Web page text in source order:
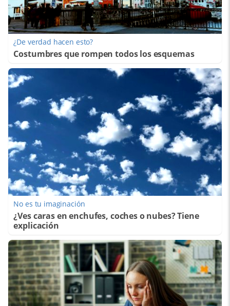
¿De verdad hacen esto?
Costumbres que rompen todos los esquemas
No es tu imaginación
¿Ves caras en enchufes, coches o nubes? Tiene
explicación